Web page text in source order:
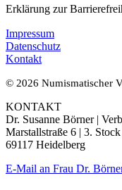
Erklärung zur
Impressum
Datenschutz
Kontakt
© 2026 Numismatischer
KONTAKT
Dr. Susanne Börner |
Marstallstraße 6 | 3. Stock
69117 Heidelberg
E-Mail an Frau Dr.